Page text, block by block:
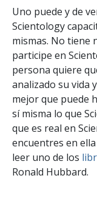
Uno puede y de
Scientology
mismas. No tiene
participe en
persona quiere
analizado su vida
mejor que puede
sí misma lo que
que es real en
encuentres en
leer uno de los
Ronald Hubbard.